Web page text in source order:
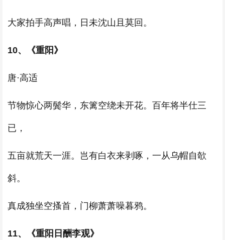
大家拍手高声唱，日未沈山且莫回。
10、《重阳》
唐·高适
节物惊心两鬓华，东篱空绕未开花。百年将半仕三
已，
五亩就荒天一涯。岂有白衣来剥啄，一从乌帽自欹
斜。
真成独坐空搔首，门柳萧萧噪暮鸦。
11、《重阳日酬李观》